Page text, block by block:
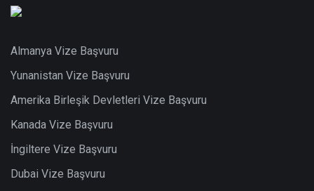
Almanya Vize Başvuru
Yunanistan Vize Başvuru
Amerika Birleşik Devletleri Vize Başvuru
Kanada Vize Başvuru
İngiltere Vize Başvuru
Dubai Vize Başvuru